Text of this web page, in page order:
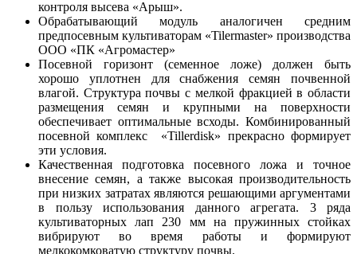
контроля высева «Арыш».
Обрабатывающий модуль аналогичен средним
предпосевным культиваторам «Tilermaster» производства
ООО «ПК «Агромастер»
Посевной горизонт (семенное ложе) должен быть
хорошо уплотнен для снабжения семян почвенной
влагой. Структура почвы с мелкой фракцией в области
размещения семян и крупными на поверхности
обеспечивает оптимальные всходы. Комбинированный
посевной комплекс «Tillerdisk» прекрасно формирует
эти условия.
Качественная подготовка посевного ложа и точное
внесение семян, а также высокая производительность
при низких затратах являются решающими аргументами
в пользу использования данного агрегата. 3 ряда
культиваторных лап 230 мм на пружинных стойках
вибрируют во время работы и формируют
мелкокомковатую структуру почвы.